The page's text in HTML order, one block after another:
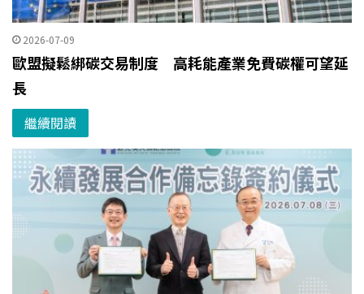
2026-07-09
歐盟擬鬆綁碳交易制度 高耗能產業免費碳權可望延
長
繼續閱讀